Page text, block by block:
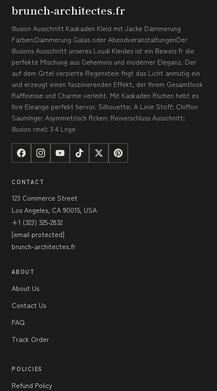
brunch-architectes.fr
Illusion Ausschnitt Kaskaden Kleid mit Jacke Dämmerung
Farben:Dämmerung Galas oder AbendveranstaltungenDer
Illusions Ausschnitt unseres Loudi Kleides ist ein Beweis fr die
perfekte Mischung aus Geheimnis und moderner Eleganz. Der
auf dem Grtel verzierte Regenstein fngt das Licht anmutig ein
und erzeugt einen faszinierenden Effekt, der Ihrem Gesamtlook
Raffinesse und Charme verleiht. Mit Kaskaden Rschen hebt es
Ihre Eleange perfekt hervor. Silhouette: A Linie Stoff: Chiffon
Saumlnge: Asymmetrisch Rcken: Reiverschluss Ausschnitt:
Illusion rmel: 3 4 Lnge
CONTACT
123 Commerce Street
Los Angeles, CA 90015, USA
+1 (323) 325-2832
[email protected]
brunch-architectes.fr
ABOUT
About Us
Contact Us
FAQ
Track Order
POLICIES
Refund Policy